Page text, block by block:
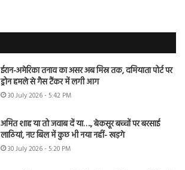
ईरान-अमेरिका तनाव का असर अब मिस्र तक, दमियाता पोर्ट पर
ड्रोन हमले से गैस टैंकर में लगी आग
30 July 2026 - 5:42 PM
अमित शाह या तो जवाब दें या…., बेकसूर बच्चों पर बरसाई
लाठियां, नए बिल में कुछ भी नया नहीं- खड़गे
30 July 2026 - 5:20 PM